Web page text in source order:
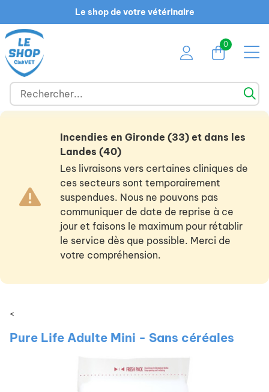
Le shop de votre vétérinaire
0
Incendies en Gironde (33) et dans les
Landes (40)
Les livraisons vers certaines cliniques de
ces secteurs sont temporairement
suspendues. Nous ne pouvons pas
communiquer de date de reprise à ce
jour et faisons le maximum pour rétablir
le service dès que possible. Merci de
votre compréhension.
<
Pure Life Adulte Mini - Sans céréales